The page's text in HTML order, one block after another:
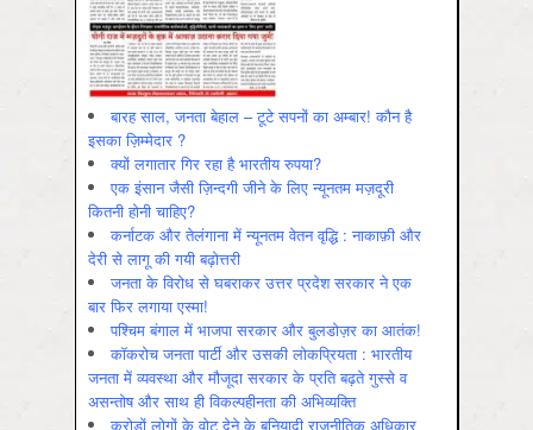
बारह साल, जनता बेहाल – टूटे सपनों का अम्बार! कौन है
इसका ज़िम्मेदार ?
क्यों लगातार गिर रहा है भारतीय रुपया?
एक इंसान जैसी ज़िन्दगी जीने के लिए न्यूनतम मज़दूरी
कितनी होनी चाहिए?
कर्नाटक और तेलंगाना में न्यूनतम वेतन वृद्धि : नाकाफ़ी और
देरी से लागू की गयी बढ़ोत्तरी
जनता के विरोध से घबराकर उत्तर प्रदेश सरकार ने एक
बार फिर लगाया एस्मा!
पश्चिम बंगाल में भाजपा सरकार और बुलडोज़र का आतंक!
कॉकरोच जनता पार्टी और उसकी लोकप्रियता : भारतीय
जनता में व्‍यवस्‍था और मौजूदा सरकार के प्रति बढ़ते गुस्‍से व
असन्‍तोष और साथ ही विकल्‍पहीनता की अभिव्‍यक्ति
करोड़ों लोगों के वोट देने के बुनियादी राजनीतिक अधिकार